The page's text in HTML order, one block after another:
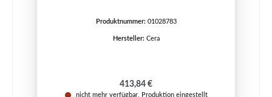
Produktnummer: 01028783
Hersteller: Cera
Regulärer Preis:
413,84 €
nicht mehr verfügbar, Produktion eingestellt